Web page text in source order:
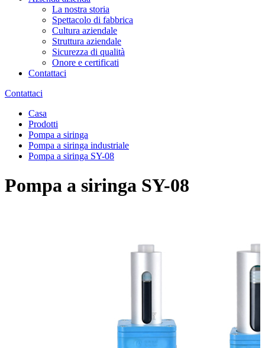
La nostra storia
Spettacolo di fabbrica
Cultura aziendale
Struttura aziendale
Sicurezza di qualità
Onore e certificati
Contattaci
Contattaci
Casa
Prodotti
Pompa a siringa
Pompa a siringa industriale
Pompa a siringa SY-08
Pompa a siringa SY-08